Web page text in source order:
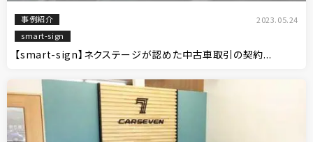
事例紹介
2023.05.24
smart-sign
【smart-sign】ネクステージが認めた中古車取引の契約...